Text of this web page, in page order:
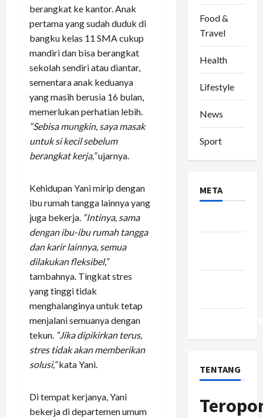
berangkat ke kantor. Anak
pertama yang sudah duduk di
bangku kelas 11 SMA cukup
mandiri dan bisa berangkat
sekolah sendiri atau diantar,
sementara anak keduanya
yang masih berusia 16 bulan,
memerlukan perhatian lebih.
“Sebisa mungkin, saya masak
untuk si kecil sebelum
berangkat kerja,”ujarnya.
Kehidupan Yani mirip dengan
ibu rumah tangga lainnya yang
juga bekerja. “Intinya, sama
dengan ibu-ibu rumah tangga
dan karir lainnya, semua
dilakukan fleksibel,”
tambahnya. Tingkat stres
yang tinggi tidak
menghalanginya untuk tetap
menjalani semuanya dengan
tekun. “Jika dipikirkan terus,
stres tidak akan memberikan
solusi,”kata Yani.
Di tempat kerjanya, Yani
bekerja di departemen umum
Food &
Travel
Health
Lifestyle
News
Sport
META
TENTANG